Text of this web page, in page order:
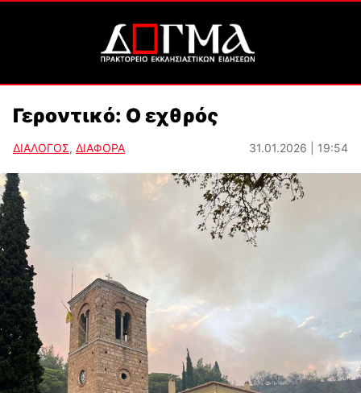
Γεροντικό: Ο εχθρός
ΔΙΑΛΟΓΟΣ, ΔΙΑΦΟΡΑ 31.01.2026 | 19:54